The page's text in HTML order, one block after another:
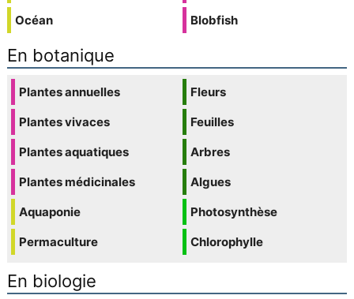
Océan
Blobfish
En botanique
Plantes annuelles
Plantes vivaces
Plantes aquatiques
Plantes médicinales
Aquaponie
Permaculture
Fleurs
Feuilles
Arbres
Algues
Photosynthèse
Chlorophylle
En biologie